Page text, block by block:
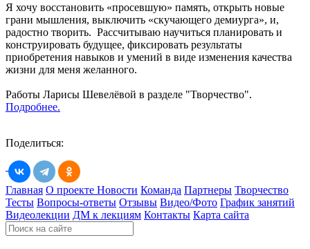
Я хочу восстановить «просевшую» память, открыть новые
грани мышления, выключить «скучающего демиурга», и,
радостно творить. Рассчитываю научиться планировать и
конструировать будущее, фиксировать результаты
приобретения навыков и умений в виде изменения качества
жизни для меня желанного.
Работы Ларисы Шевелёвой в разделе "Творчество".
Подробнее.
Поделиться:
Главная О проекте Новости Команда Партнеры Творчество
Тесты Вопросы-ответы Отзывы Видео/Фото График занятий
Видеолекции ДМ к лекциям Контакты Карта сайта